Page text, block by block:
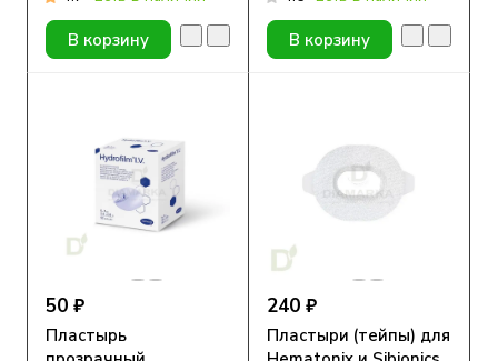
(3M™ Tegaderm Film)
1624W, 6 x 7 см, упак.
100 шт
В корзину
подушечкой, 9x10см
В корзину
50 ₽
Пластырь
240 ₽
Пластыри (тейпы) для